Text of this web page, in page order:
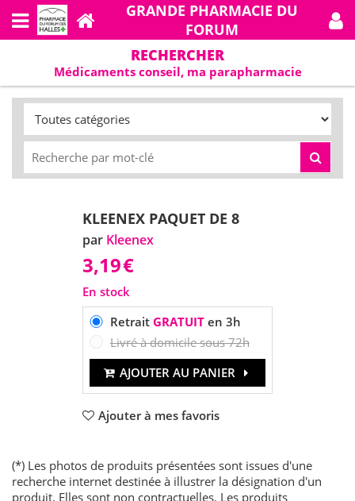
GRANDE PHARMACIE DU
FORUM
RECHERCHER
Médicaments conseil, ma parapharmacie
KLEENEX PAQUET DE 8
par Kleenex
3,19€
En stock
Retrait GRATUITen 3h
Livré à domicile sous 72h
AJOUTER AU PANIER
Ajouter à mes favoris
(*) Les photos de produits présentées sont issues d'une
recherche internet destinée à illustrer la désignation d'un
produit. Elles sont non contractuelles. Les produits